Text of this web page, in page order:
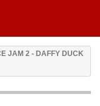
JAM 2 - DAFFY DUCK